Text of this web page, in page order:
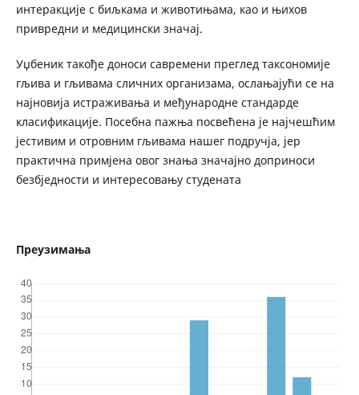
интеракције с биљкама и животињама, као и њихов
привредни и медицински значај.
Уџбеник такође доноси савремени преглед таксономије
гљива и гљивама сличних организама, ослањајући се на
најновија истраживања и међународне стандарде
класификације. Посебна пажња посвећена је најчешћим
јестивим и отровним гљивама нашег подручја, јер
практична примјена овог знања значајно доприноси
безбједности и интересовању студената
Преузимања